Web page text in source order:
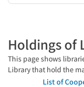
Holdings of
This page shows
Library that hold the
List of